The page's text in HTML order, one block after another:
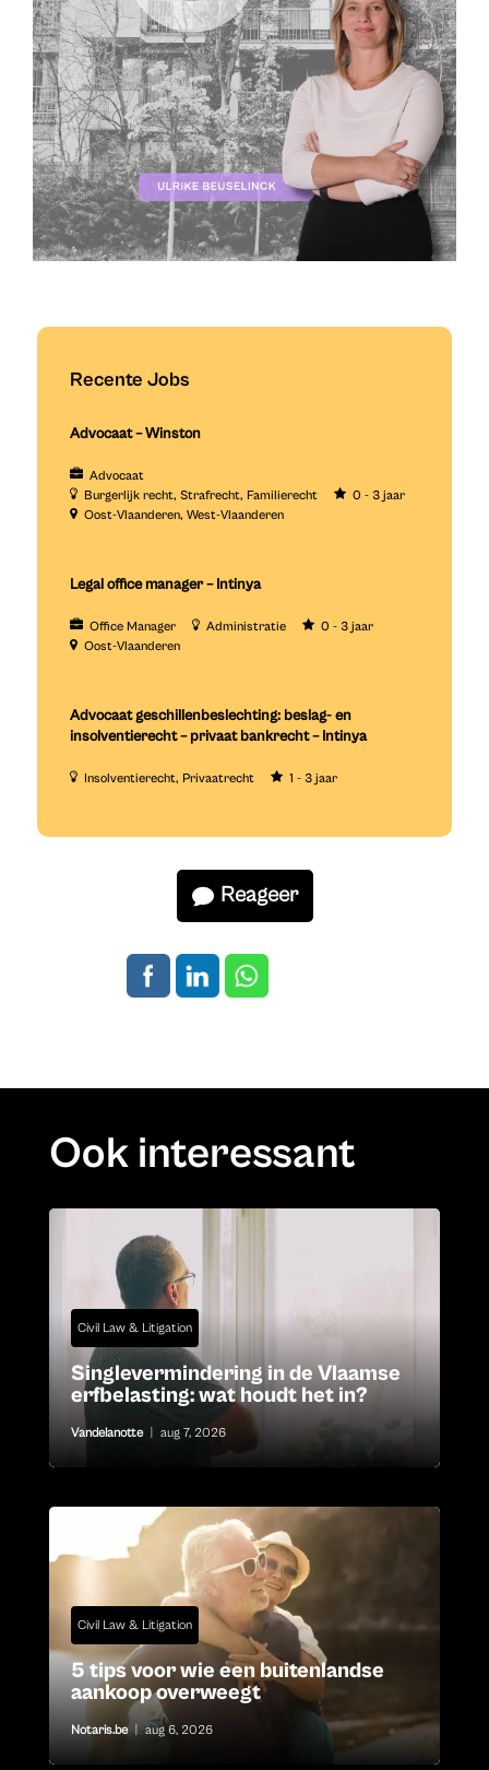
Recente Jobs
Advocaat – Winston
Advocaat
Burgerlijk recht Strafrecht Familierecht
0 - 3 jaar
Oost-Vlaanderen West-Vlaanderen
Legal office manager – Intinya
Office Manager Administratie
0 - 3 jaar
Oost-Vlaanderen
Advocaat geschillenbeslechting: beslag- en
insolventierecht – privaat bankrecht – Intinya
Insolventierecht Privaatrecht 1 - 3 jaar
Reageer
Ook interessant
Civil Law & Litigation
Singlevermindering in de Vlaamse
erfbelasting: wat houdt het in?
Vandelanotte aug 7, 2026
Civil Law & Litigation
5 tips voor wie een buitenlandse
aankoop overweegt
Notaris.be | aug 6, 2026